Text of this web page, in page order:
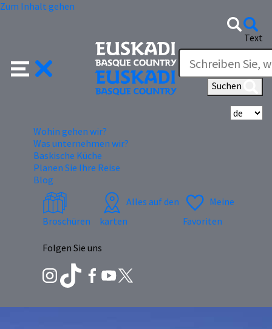
Zum Inhalt gehen
Text
Suchen
Wohin gehen wir?
Was unternehmen wir?
Baskische Küche
Planen Sie Ihre Reise
Blog
Broschüren
Alles auf den
karten
Meine
Favoriten
Folgen Sie uns